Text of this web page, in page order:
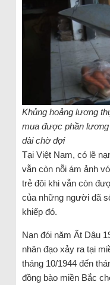
Khủng hoảng lương
mua được phần
dài chờ đợi
Tại Việt Nam, có lẽ
vẫn còn nỗi ám ảnh
trẻ đôi khi vẫn còn
của những người đã
khiếp đó.
Nạn đói năm Ất Dậu
nhân đạo xảy ra tại
tháng 10/1944 đến
đồng bào miền Bắc